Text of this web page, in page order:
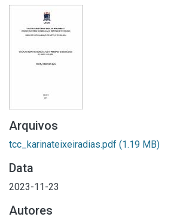
Arquivos
tcc_karinateixeiradias.pdf (1.19 MB)
Data
2023-11-23
Autores